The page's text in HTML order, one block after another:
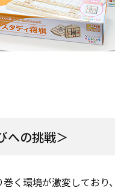
への挑戦＞
く環境が激変しており